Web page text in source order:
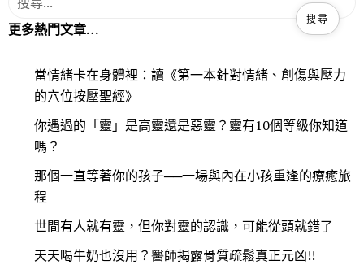
更多熱門文章…
當情緒卡在身體裡：讀《第一本針對情緒、創傷與壓力
的穴位按壓聖經》
你遇過的「靈」是高靈還是惡靈？靈有10個等級你知道
嗎？
那個一直等著你的孩子──一場與內在小孩重逢的療癒旅
程
世間有人就有靈，但你對靈的認識，可能從頭就錯了
天天喝牛奶也沒用？醫師揭露骨質疏鬆真正元凶!!